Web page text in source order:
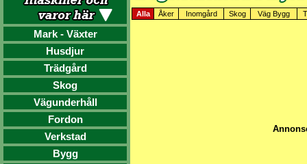
Mark - Växter
Husdjur
Trädgård
Skog
Vägunderhåll
Fordon
Verkstad
Bygg
Alla Åker Inomgård Skog Väg Bygg